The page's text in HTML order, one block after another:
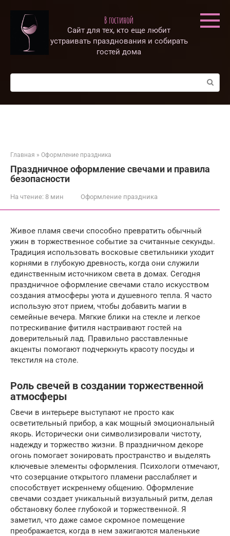
контенту
В гостиной
Сайт для тех, кто еще любит
устраивать празднования и собирать
гостей дома
Поиск:
Главная » Оформление праздника
Праздничное оформление свечами и правила
безопасности
На чтение: 8 мин Оформление праздника
Живое пламя свечи способно превратить обычный
ужин в торжественное событие за считанные секунды.
Традиция использовать восковые светильники уходит
корнями в глубокую древность, когда они служили
единственным источником света в домах. Сегодня
праздничное оформление свечами стало искусством
создания атмосферы уюта и душевного тепла. Я часто
использую этот прием, чтобы добавить магии в
семейные вечера. Мягкие блики на стекле и легкое
потрескивание фитиля настраивают гостей на
доверительный лад. Правильно расставленные
акценты помогают подчеркнуть красоту посуды и
текстиля на столе.
Роль свечей в создании торжественной
атмосферы
Свечи в интерьере выступают не просто как
осветительный прибор, а как мощный эмоциональный
якорь. Исторически они символизировали чистоту,
надежду и торжество жизни. В праздничном декоре
огонь помогает зонировать пространство и выделять
ключевые элементы оформления. Психологи отмечают,
что созерцание открытого пламени расслабляет и
способствует искреннему общению. Оформление
свечами создает уникальный визуальный ритм, делая
обстановку более глубокой и торжественной. Я
заметил, что даже самое скромное помещение
преображается, когда в нем зажигаются маленькие